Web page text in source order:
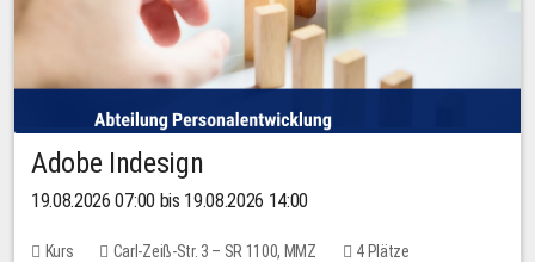
Adobe Indesign
19.08.2026 07:00 bis 19.08.2026 14:00
Kurs Carl-Zeiß-Str. 3 – SR 1100, MMZ 4 Plätze